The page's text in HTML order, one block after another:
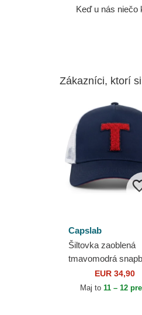
Keď u nás niečo
Zákazníci, ktorí
Capslab
Šiltovka zaoblená
tmavomodrá
OET1 LAN2B
Campeones: Oliver
EUR 34,90
Maj to11 – 12